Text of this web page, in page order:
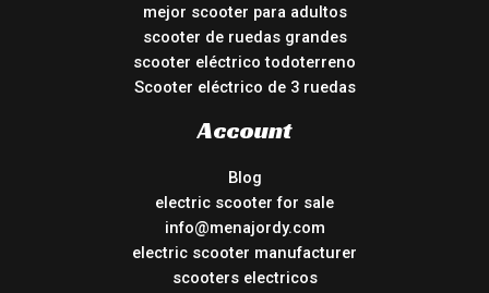
mejor scooter para adultos
scooter de ruedas grandes
scooter eléctrico todoterreno
Scooter eléctrico de 3 ruedas
Account
Blog
electric scooter for sale
info@menajordy.com
electric scooter manufacturer
scooters electricos